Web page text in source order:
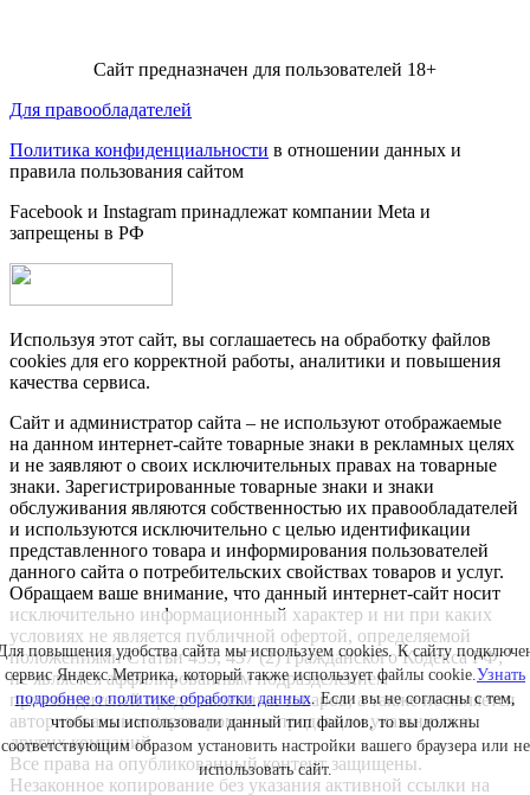
Сайт предназначен для пользователей 18+
Для правообладателей
Политика конфиденциальности в отношении данных и
правила пользования сайтом
Facebook и Instagram принадлежат компании Metа и
запрещены в РФ
Используя этот сайт, вы соглашаетесь на обработку файлов
cookies для его корректной работы, аналитики и повышения
качества сервиса.
Сайт и администратор сайта – не используют отображаемые
на данном интернет-сайте товарные знаки в рекламных целях
и не заявляют о своих исключительных правах на товарные
знаки. Зарегистрированные товарные знаки и знаки
обслуживания являются собственностью их правообладателей
и используются исключительно с целью идентификации
представленного товара и информирования пользователей
данного сайта о потребительских свойствах товаров и услуг.
Обращаем ваше внимание, что данный интернет-сайт носит
исключительно информационный характер и ни при каких
условиях не является публичной офертой, определяемой
положениями Статьи 435, 437 (2) Гражданского Кодекса РФ;
не является аффилированным подразделением
производителей представленных товаров, а также не является
авторизованным партнером или продавцом указанных и
других компаний.
Все права на опубликованный контент защищены.
Незаконное копирование без указания активной ссылки на
повышения удобства сайта мы используем cookies. К сайту
сервис Яндекс.Метрика, который также использует файлы cookie.Узнать
подробнее о политике обработки данных. Если вы не согласны с тем,
чтобы мы использовали данный тип файлов, то вы должны
соответствующим образом установить настройки вашего браузера или не
использовать сайт.